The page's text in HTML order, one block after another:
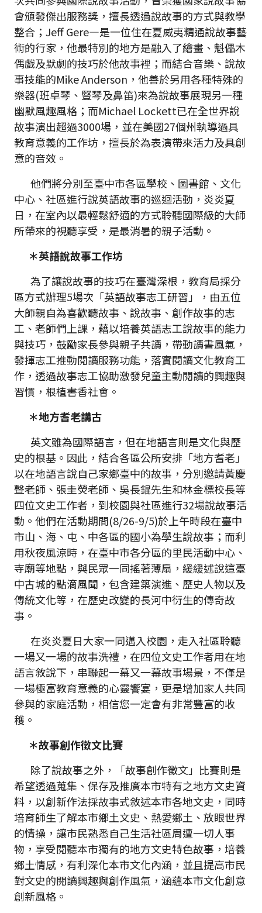
會頒發傑出服務獎，擅長透過說故事的方式與教學
整合；Jeff Gere—是一位住在夏威夷精通說故事藝
術的行家，他最特別的地方是融入了繪畫、魁儡木
偶戲及默劇的技巧於他故事裡；而結合音樂、說故
事技能的Mike Anderson，他善於另用各種特殊的
樂器(班卓琴、豎琴及鼻笛)來為說故事展現另一種
幽默風趣風格；而Michael Lockett已在全世界說
故事演出超過3000場，並在美國27個州執導過具
教育意義的工作坊，擅長於為表演帶來活力及具創
意的音效。
他們將分別至臺中市各區學校、圖書館、文化
中心、社區進行說英語故事的巡迴活動，炎炎夏
日，在室內以最輕鬆舒適的方式聆聽國際級的大師
所帶來的視聽享受，是最消暑的親子活動。
＊英語說故事工作坊
為了讓說故事的技巧在臺灣深根，教育局採分
區方式辦理5場次「英語故事志工研習」，由五位
大師親自為喜歡聽故事、說故事、創作故事的志
工、老師們上課，藉以培養英語志工說故事的能力
與技巧，鼓勵家長參與親子共讀，帶動讀書風氣，
發揮志工推動閱讀服務功能，落實閱讀文化教育工
作，透過故事志工協助激發兒童主動閱讀的興趣與
習慣，根植書香社會。
＊地方耆老講古
英文雖為國際語言，但在地語言則是文化與歷
史的根基。因此，結合各區公所安排「地方耆老」
以在地語言說自己家鄉臺中的故事，分別邀請黃慶
聲老師、張圭熒老師、吳長錕先生和林金標校長等
四位文史工作者，到校園與社區進行32場說故事活
動。他們在活動期間(8/26-9/5)於上午時段在臺中
市山、海、屯、中各區的國小為學生說故事；而利
用秋夜風涼時，在臺中市各分區的里民活動中心、
寺廟等地點，與民眾一同搖著薄扇，緩緩述說這臺
中古城的點滴風聞，包含建築演進、歷史人物以及
傳統文化等，在歷史改變的長河中衍生的傳奇故
事。
在炎炎夏日大家一同邁入校園，走入社區聆聽
一場又一場的故事洗禮，在四位文史工作者用在地
語言敘說下，串聯起一幕又一幕故事場景，不僅是
一場極富教育意義的心靈饗宴，更是增加家人共同
參與的家庭活動，相信您一定會有非常豐富的收
穫。
＊故事創作徵文比賽
除了說故事之外，「故事創作徵文」比賽則是
希望透過蒐集、保存及推廣本市特有之地方文史資
料，以創新作法採故事式敘述本市各地文史，同時
培育師生了解本市鄉土文史、熱愛鄉土、放眼世界
的情操，讓市民熟悉自己生活社區周遭一切人事
物，享受閱聽本市獨有的地方文史特色故事，培養
鄉土情感，有利深化本市文化內涵，並且提高市民
對文史的閱讀興趣與創作風氣，涵蘊本市文化創意
創新風格。